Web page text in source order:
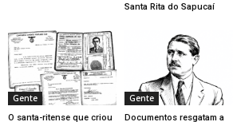
Santa Rita do Sapucaí
Gente
O santa-ritense que criou
Gente
Documentos resgatam a